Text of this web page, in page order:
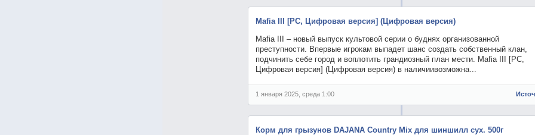
Mafia III [PC, Цифровая версия] (Цифровая версия)
Mafia III – новый выпуск культовой серии о буднях организованной
преступности. Впервые игрокам выпадет шанс создать собственный клан,
подчинить себе город и воплотить грандиозный план мести. Mafia III [PC,
Цифровая версия] (Цифровая версия) в наличиивозможна...
1 января 2025, среда 1:00
Корм для грызунов DAJANA Country Mix для шиншилл сух. 500г